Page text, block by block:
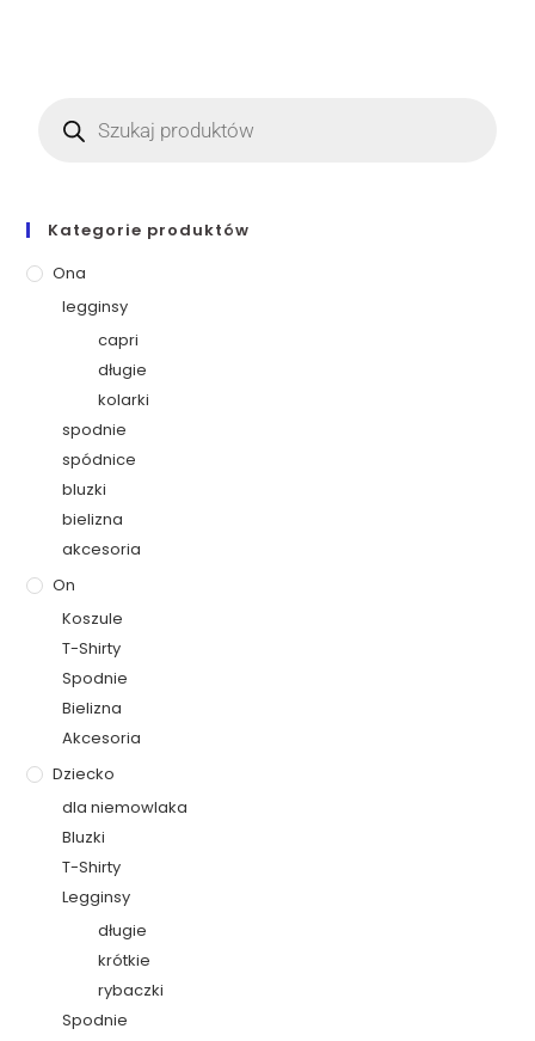
Kategorie produktów
Ona
legginsy
capri
długie
kolarki
spodnie
spódnice
bluzki
bielizna
akcesoria
On
Koszule
T-Shirty
Spodnie
Bielizna
Akcesoria
Dziecko
dla niemowlaka
Bluzki
T-Shirty
Legginsy
długie
krótkie
rybaczki
Spodnie